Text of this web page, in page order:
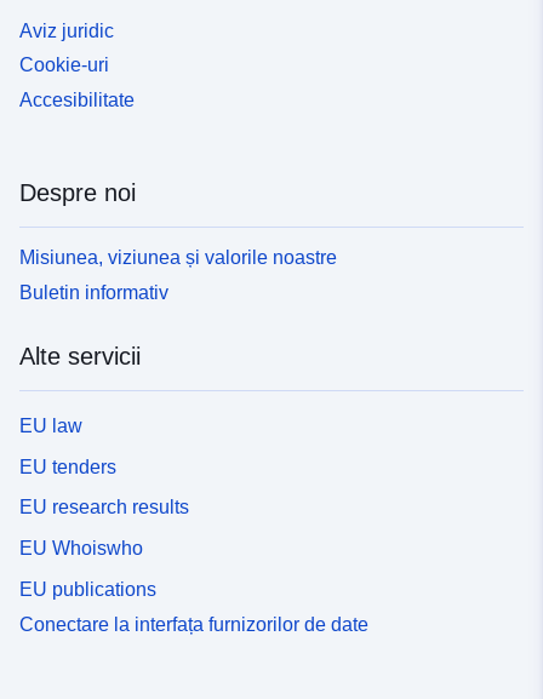
Aviz juridic
Cookie-uri
Accesibilitate
Despre noi
Misiunea, viziunea și valorile noastre
Buletin informativ
Alte servicii
EU law
EU tenders
EU research results
EU Whoiswho
EU publications
Conectare la interfața furnizorilor de date